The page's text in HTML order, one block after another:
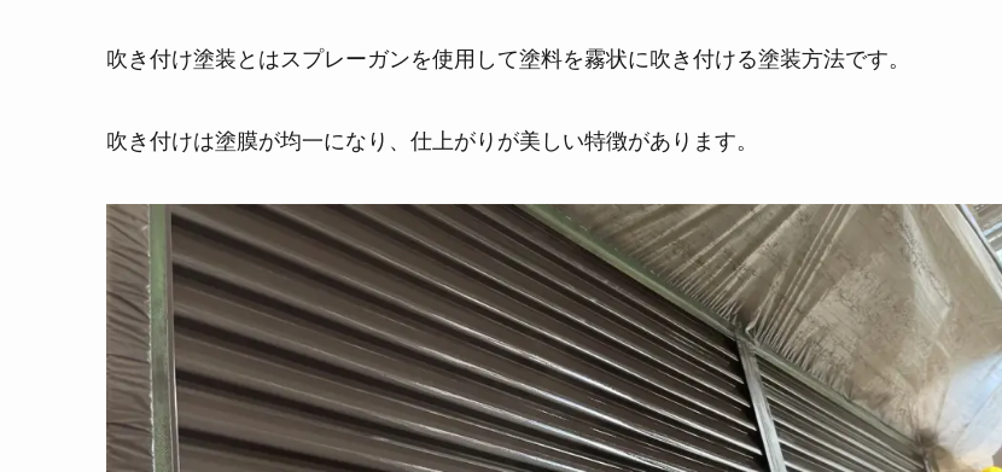
吹き付け塗装とはスプレーガンを使用して塗料を霧状に吹き付ける塗装方法です。
吹き付けは塗膜が均一になり、仕上がりが美しい特徴があります。